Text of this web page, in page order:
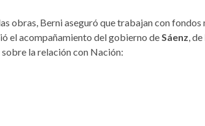
obras, Berni aseguró que trabajan con
el acompañamiento del gobierno deSáenz, de
la relación con Nación: